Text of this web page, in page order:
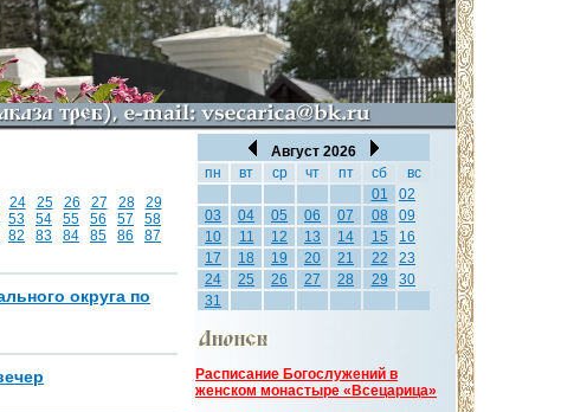
24 25 26 27 28
29
53 54 55 56 57
58
82 83 84 85 86
87
округа по
Август 2026
пн
вт ср чт пт сб
вс
01
02
03
04 05 06 07 08
09
10
11 12 13 14 15
16
17
18 19 20 21 22
23
24
25 26 27 28 29
30
31
Расписание Богослужений в
женском монастыре «Всецарица»